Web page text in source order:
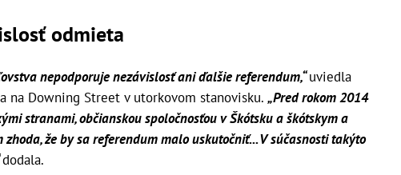
odmieta
nepodporuje nezávislosť ani ďalšie referendum,“uviedla
na Downing Street v utorkovom stanovisku. „Pred rokom 2014
stranami, občianskou spoločnosťou v Škótsku a škótskym a
že by sa referendum malo uskutočniť... V súčasnosti takýto
dodala.